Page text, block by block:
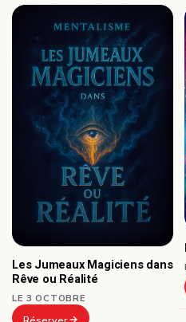
Les Jumeaux Magiciens dans
Rêve ou Réalité
LE 3 OCTOBRE